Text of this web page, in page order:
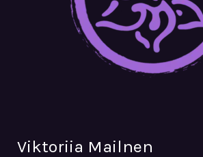
Viktoriia Mailnen